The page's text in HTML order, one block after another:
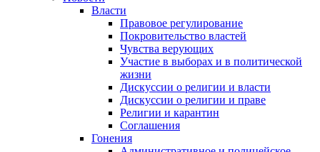
Власти
Правовое регулирование
Покровительство властей
Чувства верующих
Участие в выборах и в политической
жизни
Дискуссии о религии и власти
Дискуссии о религии и праве
Религии и карантин
Соглашения
Гонения